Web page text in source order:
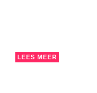
LEES MEER